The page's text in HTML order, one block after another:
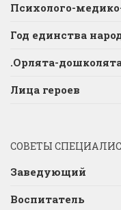
Психолого-
Год единства
.Орлята-
Лица героев
СОВЕТЫ
Заведующий
Воспитатель